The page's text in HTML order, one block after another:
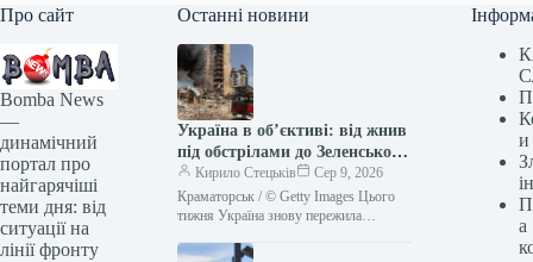
Про сайт
Bomba News
—
динамічний
портал про
найгарячіші
теми дня: від
ситуації на
лінії фронту
Останні новини
Україна в об’єктиві: від жнив
під обстрілами до Зеленського
в Сербії (2-9 серпня)
Кирило Стецьків
Сер 9, 2026
Краматорськ / © Getty Images Цього
тижня Україна знову пережила
наших містах. ТСН.ua зібрав…
и
а